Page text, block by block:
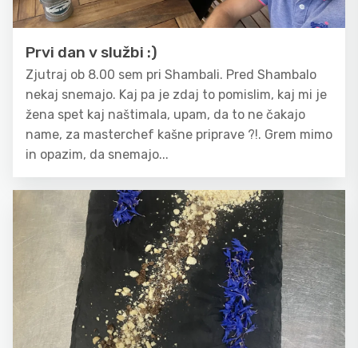
Prvi dan v službi :)
Zjutraj ob 8.00 sem pri Shambali. Pred Shambalo
nekaj snemajo. Kaj pa je zdaj to pomislim, kaj mi je
žena spet kaj naštimala, upam, da to ne čakajo
name, za masterchef kašne priprave ?!. Grem mimo
in opazim, da snemajo...